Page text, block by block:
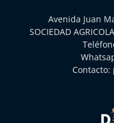
Avenida Juan
SOCIEDAD
Contacto: